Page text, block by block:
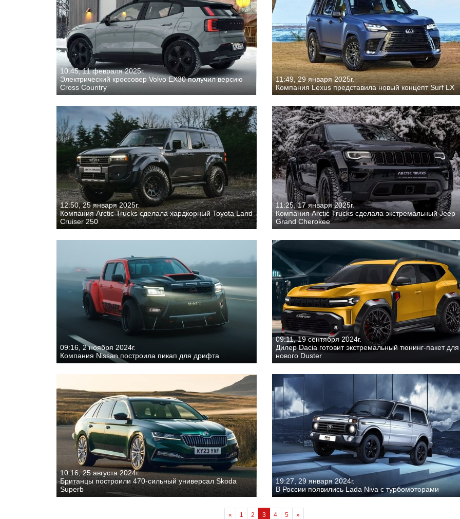
10:45, 11 февраля 2025г.
Электрический кроссовер Volvo EX30 получил версию
Cross Country
11:49, 29 января 2025г.
Компания Lexus представила новый концепт Surf LX
12:50, 25 января 2025г.
Компания Arctic Trucks сделала хардкорный Toyota Land
Cruiser 250
11:25, 17 января 2025г.
Компания Arctic Trucks сделала экстремальный Jeep
Grand Cherokee
09:16, 2 ноября 2024г.
Компания Nissan построила пикап для дрифта
09:11, 19 сентября 2024г.
Дилер Dacia готовит экстремальный тюнинг-пакет для
нового Duster
10:16, 25 августа 2024г.
Британцы построили 470-сильный универсал Skoda
Superb
19:27, 29 января 2024г.
В России появились Lada Niva с турбомоторами
« 1 2 3 4 5 »